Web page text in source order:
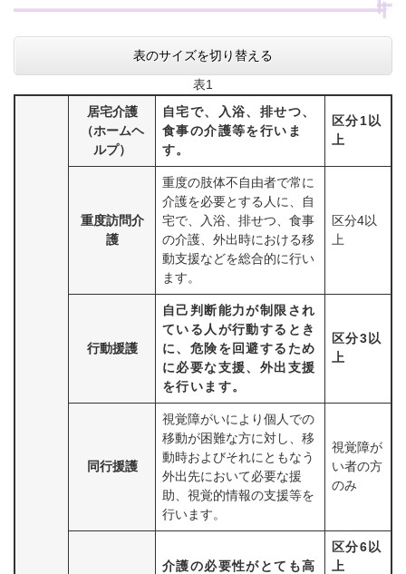
表のサイズを切り替える
表1
居宅介護
（ホームヘ
ルプ）
自宅で、入浴、排せつ、
食事の介護等を行いま
す。
区分1以
上
重度訪問介
護
重度の肢体不自由者で常に
介護を必要とする人に、自
宅で、入浴、排せつ、食事
の介護、外出時における移
動支援などを総合的に行い
ます。
区分4以
上
行動援護
自己判断能力が制限され
ている人が行動するとき
に、危険を回避するため
に必要な支援、外出支援
を行います。
区分3以
上
同行援護
視覚障がいにより個人での
移動が困難な方に対し、移
動時およびそれにともなう
外出先において必要な援
助、視覚的情報の支援等を
行います。
視覚障が
い者の方
のみ
介護の必要性がとても高
区分6以
上